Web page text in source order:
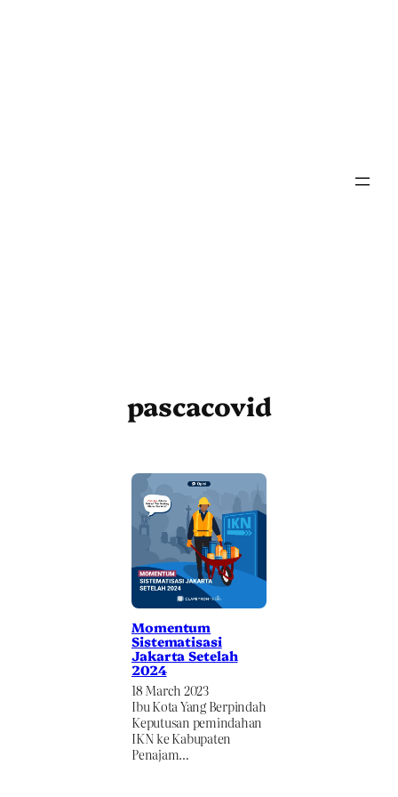
pascacovid
Momentum
Sistematisasi
Jakarta Setelah
2024
18 March 2023
Ibu Kota Yang Berpindah
Keputusan pemindahan
IKN ke Kabupaten
Penajam…